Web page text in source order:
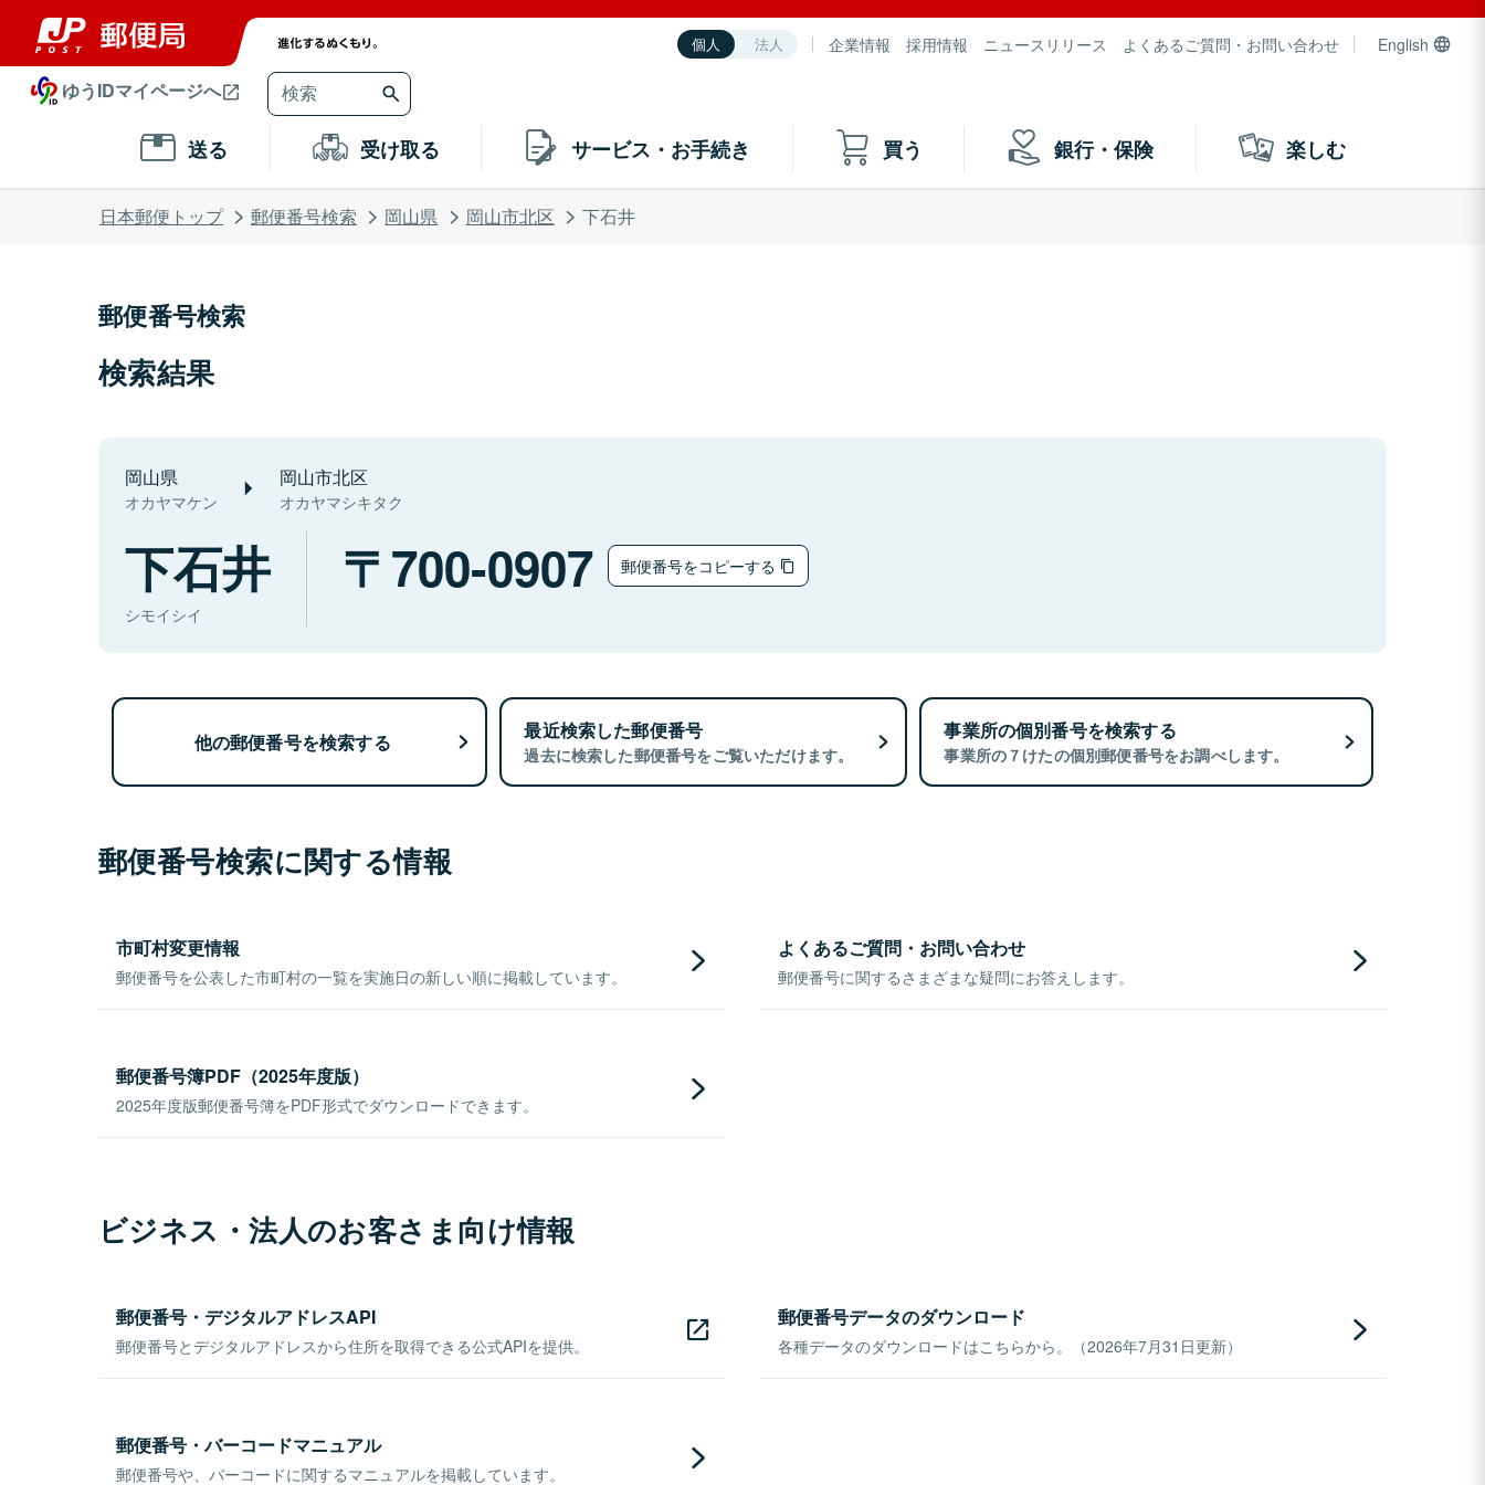
個人 法人 企業情報 採用情報 ニュースリリース よくあるご質問・お問い合わせ English
ゆうIDマイページへ
送る 受け取る サービス・お手続き 買う 銀行・保険 楽しむ
日本郵便トップ 郵便番号検索 岡山県 岡山市北区 下石井
郵便番号検索
検索結果
岡山県
オカヤマケン
岡山市北区
オカヤマシキタク
下石井
シモイシイ
700-0907 郵便番号をコピーする
他の郵便番号を検索する 最近検索した郵便番号
過去に検索した郵便番号をご覧いただけます。
事業所の個別番号を検索する
事業所の７けたの個別郵便番号をお調べします。
郵便番号検索に関する情報
市町村変更情報
郵便番号を公表した市町村の一覧を実施日の新しい順に掲載しています。
よくあるご質問・お問い合わせ
郵便番号に関するさまざまな疑問にお答えします。
郵便番号簿PDF（2025年度版）
2025年度版郵便番号簿をPDF形式でダウンロードできます。
ビジネス・法人のお客さま向け情報
郵便番号・デジタルアドレスAPI
郵便番号とデジタルアドレスから住所を取得できる公式APIを提供。
郵便番号データのダウンロード
各種データのダウンロードはこちらから。（2026年7月31日更新）
郵便番号・バーコードマニュアル
郵便番号や、バーコードに関するマニュアルを掲載しています。